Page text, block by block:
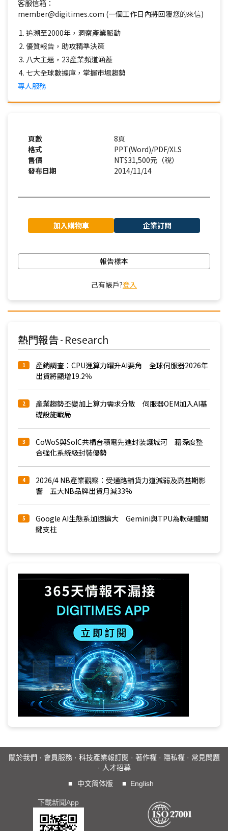
客服信箱：
member@digitimes.com (一個工作日內將回覆您的來信)
追溯至2000年，洞察產業脈動
優質報告，助攻精準決策
八大主題，23產業頻道涵蓋
七大全球數據庫，掌握市場趨勢
專人服務
頁數
8頁
格式
PPT(Word)/PDF/XLS
售價
NT$31,500元（稅）
發布日期
2014/11/14
加入購物車 企業訂閱
報告樣本
己有帳戶?登入
熱門報告 - Research
1
產銷調查：CPU運算力躍升AI要角 全球伺服器2026年
出貨將顯增19.2％
2
產業趨勢丕變加上算力需求分散 伺服器OEM加入AI基
礎設施戰局
3
CoWoS與SoIC共構台積電先進封裝護城河 藉深度整
合強化系統級封裝優勢
4
2026/4 NB產業觀察：受通路舖貨力道減弱及高基期影
響 五大NB品牌出貨月減33%
5
Google AI生態系加速擴大 Gemini與TPU為軟硬體關
鍵支柱
關於我們 · 會員服務· 科技產業報訂閱 · 著作權· 隱私權· 常見問題
· 人才招募
■
中文简体版 ■ English
下載新聞App